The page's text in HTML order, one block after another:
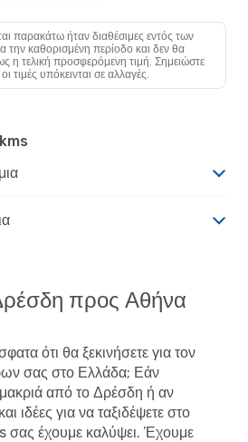
παρακάτω ήταν διαθέσιμες εντός των
την καθορισμένη περίοδο και δεν θα
η τελική προσφερόμενη τιμή. Σημειώστε
τιμές υπόκεινται σε αλλαγές.
προς Αθήνα
ότι θα ξεκινήσετε για τον
σας στο Ελλάδα; Εάν
μακριά από το Δρέσδη ή αν
ιδέες για να ταξιδέψετε στο
σας έχουμε καλύψει. Έχουμε